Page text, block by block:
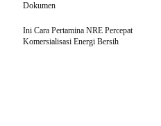
Dokumen
Ini Cara Pertamina NRE Percepat
Komersialisasi Energi Bersih